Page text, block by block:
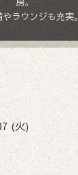
ラウンジも充実。
(火)